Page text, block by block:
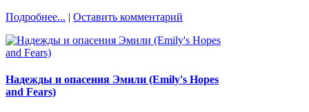
Подробнее... | Оставить комментарий
Надежды и опасения Эмили (Emily's Hopes
and Fears)